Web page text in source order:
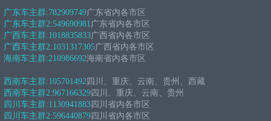
广东车主群:782909749广东省内各市区
广东车主群2:549690981广东省内各市区
广西车主群:1018835833广西省内各市区
广西车主群2:1031317305广西省内各市区
海南车主群:210986692海南省内各市区
西南车主群:105701492 四川、重庆、云南、贵州、西藏
西南车主群2:967166329 四川、重庆、云南、贵州
四川车主群:1130941883 四川省内各市区
四川车主群2:596440879 四川省内各市区